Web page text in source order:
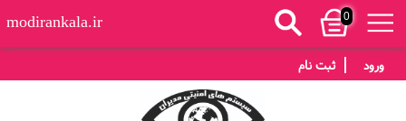
0
modirankala.ir
ورود ثبت نام